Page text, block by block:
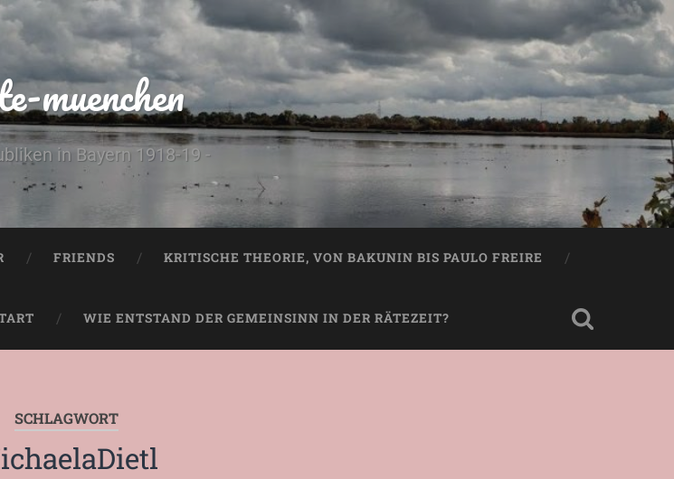
muenchen
in Bayern 1918-19 -
FRIENDS KRITISCHE THEORIE, VON BAKUNIN BIS PAULO FREIRE
WIE ENTSTAND DER GEMEINSINN IN DER RÄTEZEIT?
SCHLAGWORT